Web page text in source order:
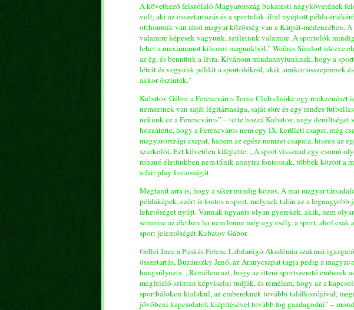
A következő felszólaló Magyarország bukaresti nagykövetének
volt, aki az összetartozás és a sportolók által nyújtott példa
otthonunk van ahol magyar közösség van a Kárpát-medencében.
valamire képesek vagyunk, születünk valamire. A sportolók
lehet a maximumot kihozni magunkból.” Weöres Sándort idézve
az ég, és bennünk a létra. Kívánom mindannyiunknak, hogy a
létrát és vegyünk példát a sportolókról, akik amikor összejönnek
akkor őszinték.”
Kubatov Gábor a Ferencváros Torna Club elnöke egy
nemzetnek van saját légitársasága, saját söre és egy rendes
nekünk ez a Ferencváros” – tette hozzá Kubatov, nagy
hozzátette, hogy a Ferencváros nem egy IX. kerületi csapat, még
magyarországi csapat, hanem az egész nemzet csapata, hiszen az
szurkolói. Ezt követően kifejtette: „A sport visszaad egy csomó
rohanó életünkben nem tűnik annyira fontosnak, többek között a
a fair play fontosságát.
Megtanít arra is, hogy a siker mindig közös. A mai magyar
példaképek, ezért is fontos a sport, melynek talán az a
lehetőséget nyújt. Vannak ugyanis olyan gyerekek, akik, nem
semmire az életben ha nem lenne még egy esély, a sport, ahol
sport jelentőségét Kubatov Gábor.
Gellei Imre a Puskás Ferenc Labdarúgó Akadémia szakmai
összetartás, Buzánszky Jenő, az Aranycsapat tagja pedig a
hangsúlyozta. „Remélem azt, hogy az itteni sportszerető emberek
megfelelő szinten képviselni tudják, és remélem, hogy az a
sportbálokon kialakul, az embereknek további találkozójával,
jövőbeni kapcsolatok kiépítésével tovább fog gazdagodni” –